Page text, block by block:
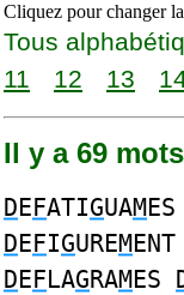
Cliquez pour changer
Tous
11
12 13
Il y a 69
DEFATIGUAMES
DEFIGUREMENT
DEFLAGRAMES